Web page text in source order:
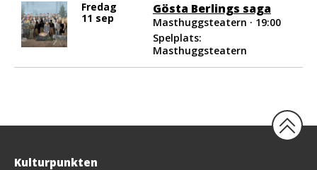
Fredag
11 sep
Gösta Berlings saga
Masthuggsteatern · 19:00
Spelplats:
Masthuggsteatern
Tillbaka
Kulturpunkten